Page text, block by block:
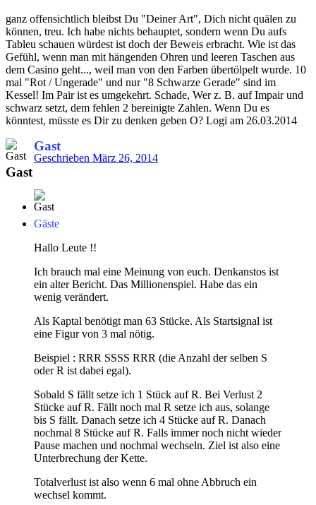
ganz offensichtlich bleibst Du "Deiner Art", Dich nicht quälen zu
können, treu. Ich habe nichts behauptet, sondern wenn Du aufs
Tableu schauen würdest ist doch der Beweis erbracht. Wie ist das
Gefühl, wenn man mit hängenden Ohren und leeren Taschen aus
dem Casino geht..., weil man von den Farben übertölpelt wurde. 10
mal "Rot / Ungerade" und nur "8 Schwarze Gerade" sind im
Kessel! Im Pair ist es umgekehrt. Schade, Wer z. B. auf Impair und
schwarz setzt, dem fehlen 2 bereinigte Zahlen. Wenn Du es
könntest, müsste es Dir zu denken geben O? Logi am 26.03.2014
Gast
Geschrieben März 26, 2014
Gast
Gäste
Hallo Leute !!
Ich brauch mal eine Meinung von euch. Denkanstos ist
ein alter Bericht. Das Millionenspiel. Habe das ein
wenig verändert.
Als Kaptal benötigt man 63 Stücke. Als Startsignal ist
eine Figur von 3 mal nötig.
Beispiel : RRR SSSS RRR (die Anzahl der selben S
oder R ist dabei egal).
Sobald S fällt setze ich 1 Stück auf R. Bei Verlust 2
Stücke auf R. Fällt noch mal R setze ich aus, solange
bis S fällt. Danach setze ich 4 Stücke auf R. Danach
nochmal 8 Stücke auf R. Falls immer noch nicht wieder
Pause machen und nochmal wechseln. Ziel ist also eine
Unterbrechung der Kette.
Totalverlust ist also wenn 6 mal ohne Abbruch ein
wechsel kommt.